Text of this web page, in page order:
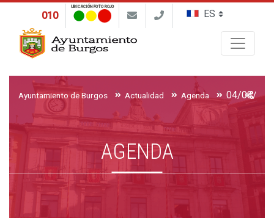
010
UBICACIÓN FOTO ROJO
Ayuntamiento de Burgos Actualidad Agenda
AGENDA